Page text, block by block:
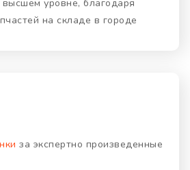
уровне, благодаря
на складе в городе
за экспертно произведенные